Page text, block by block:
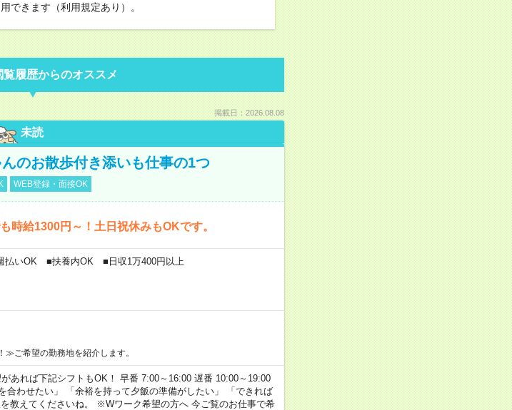
できます（利用規定あり）。
覧履歴からのオススメ
掲載日：2026.08.08
未読
のお散歩付き添いも仕事の1つ
WEB登録・面接OK
給1300円～！土日祝休みもOKです。
払いOK ■扶養内OK ■日収1万400円以上
ご希望の勤務地を紹介します。
あれば下記シフトもOK！ 早番 7:00～16:00 遅番 10:00～19:00
合わせたい」 「余裕を持って夕飯の準備がしたい」 「できれば
教えてくださいね。 ※Wワーク希望の方へ 今ご覧のお仕事で希